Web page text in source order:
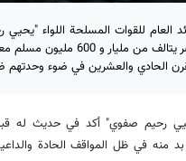
العام للقوات المسلحة اللواء
في العالم الاسلامي في القرن
الحادي والعشرين في ضوء وحدتهم
رحيم صفوي" أكد في حديث له
بد منه في ظل المواقف الحادة